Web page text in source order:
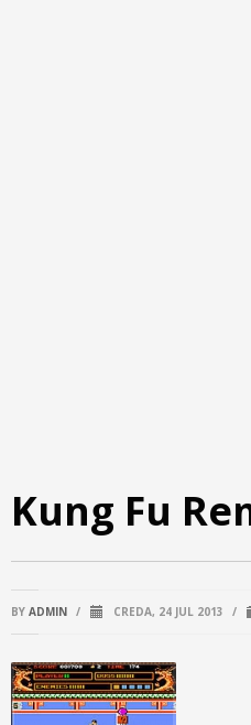
Kung Fu
BY ADMIN / CREDA, 24 JUL 2013 /